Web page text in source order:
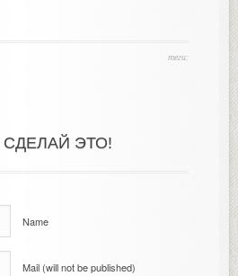
теги:
СДЕЛАЙ ЭТО!
Name
Mail (will not be published)